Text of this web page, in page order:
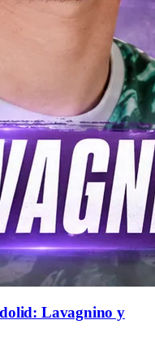
Lavagnino y